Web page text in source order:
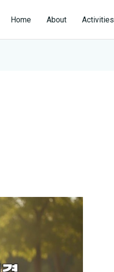
Home About Activities